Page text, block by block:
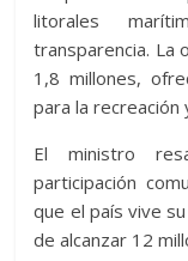
litorales
transparencia. La
1,8 millones,
para la recreación
El ministro
participación
que el país vive
de alcanzar 12